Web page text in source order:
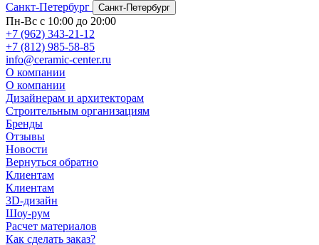
Санкт-Петербург
Санкт-Петербург
Пн-Вс с 10:00 до 20:00
+7 (962) 343-21-12
+7 (812) 985-58-85
info@ceramic-center.ru
О компании
О компании
Дизайнерам и архитекторам
Строительным организациям
Бренды
Отзывы
Новости
Вернуться обратно
Клиентам
Клиентам
3D-дизайн
Шоу-рум
Расчет материалов
Как сделать заказ?